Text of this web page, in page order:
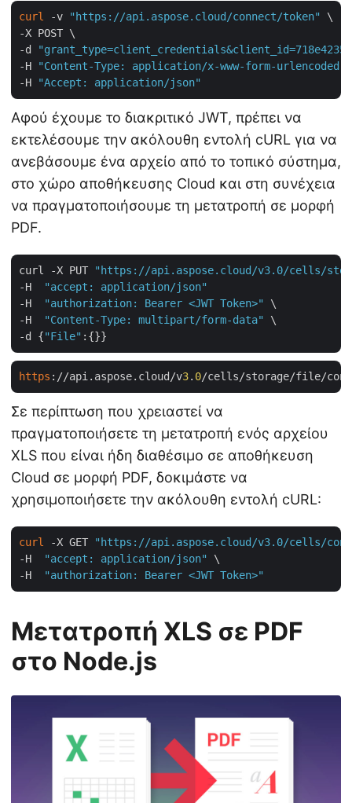
curl -v "https://api.aspose.cloud/connect/token"
\
-X POST \
-d
"grant_type=client_credentials&client_id=718e4235-
-H
"Content-Type: application/x-www-form-urlencoded"
-H
"Accept: application/json"
Αφού έχουμε το διακριτικό JWT, πρέπει να
εκτελέσουμε την ακόλουθη εντολή cURL για να
ανεβάσουμε ένα αρχείο από το τοπικό σύστημα,
στο χώρο αποθήκευσης Cloud και στη συνέχεια
να πραγματοποιήσουμε τη μετατροπή σε μορφή
PDF.
curl -X PUT
"https://api.aspose.cloud/v3.0/cells/
-H
"accept: application/json"
-H
"authorization: Bearer <JWT Token>"
\
-H
"Content-Type: multipart/form-data"
\
-d {"File"
https ://api.aspose.cloud/v3. 0
Σε περίπτωση που χρειαστεί να
πραγματοποιήσετε τη μετατροπή ενός αρχείου
XLS που είναι ήδη διαθέσιμο σε αποθήκευση
Cloud σε μορφή PDF, δοκιμάστε να
χρησιμοποιήσετε την ακόλουθη εντολή cURL:
curl -X GET
"https://api.aspose.cloud/v3.0/cells/
-H
"accept: application/json"
\
-H
"authorization: Bearer <JWT Token>"
Μετατροπή XLS σε PDF
στο Node.js